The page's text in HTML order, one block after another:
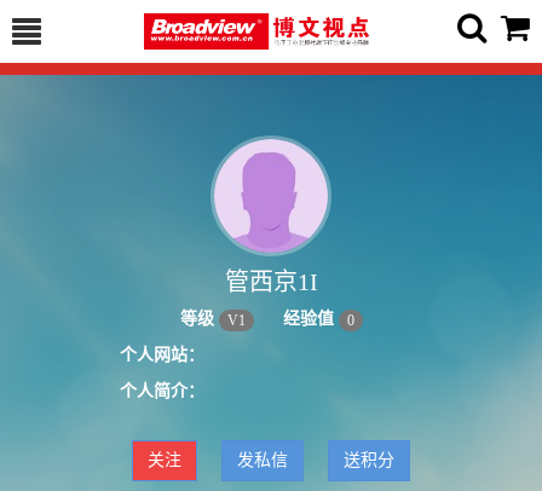
管西京1I
等级 V1 经验值 0
个人网站：
个人简介：
关注 发私信 送积分